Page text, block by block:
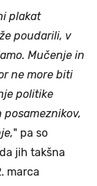
plakat
poudarili, v
Mučenje in
ne more biti
politike
posameznikov,
" pa so
jih takšna
marca